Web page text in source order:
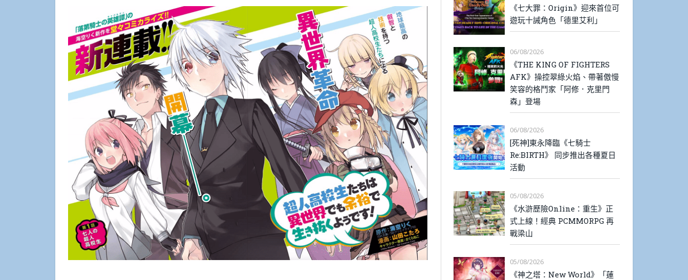
《七大罪：Origin》迎來首位可
遊玩十誡角色「德里艾利」
06/08/2026
《THE KING OF FIGHTERS
AFK》操控翠綠火焰、帶著傲慢
笑容的格鬥家「阿修．克里門
森」登場
06/08/2026
[死神]東永降臨《七騎士
Re:BIRTH》 同步推出各種夏日
活動
05/08/2026
《水滸歷險Online：重生》正
式上線！經典 PCMMORPG 再
戰梁山
05/08/2026
《神之塔：New World》「蓮